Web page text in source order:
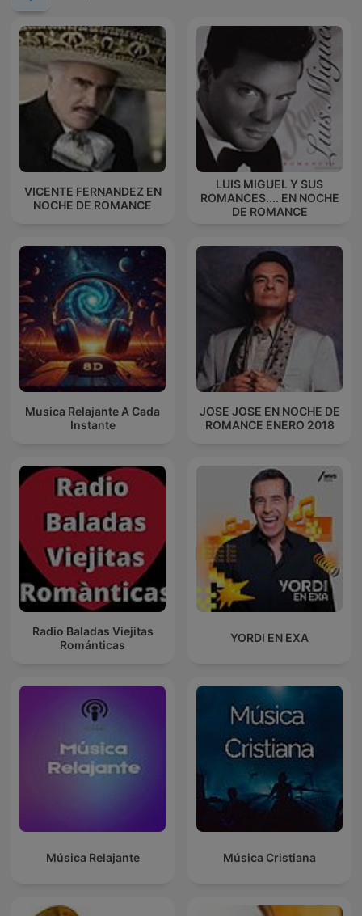
VICENTE FERNANDEZ EN
NOCHE DE ROMANCE
LUIS MIGUEL Y SUS
ROMANCES.... EN NOCHE
DE ROMANCE
Musica Relajante A Cada
Instante
JOSE JOSE EN NOCHE DE
ROMANCE ENERO 2018
Radio Baladas Viejitas
Románticas
YORDI EN EXA
Música Relajante Música Cristiana